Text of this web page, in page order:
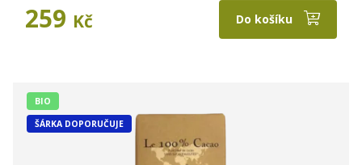
259 Kč Do košíku
BIO
ŠÁRKA DOPORUČUJE